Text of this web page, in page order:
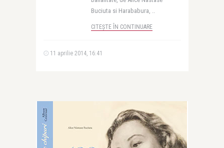
Buciuta si Harababura, ..
CITEȘTE ÎN CONTINUARE
11 aprilie 2014, 16:41